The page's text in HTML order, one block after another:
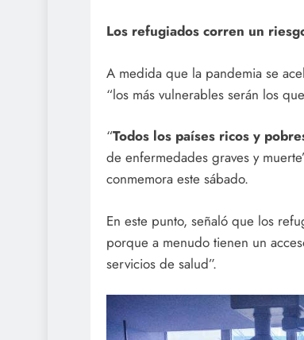
Los refugiados corren un
A medida que la pandemia se
“los más vulnerables serán los
“Todos los países ricos y
de enfermedades graves y
conmemora este sábado.
En este punto, señaló que los
porque a menudo tienen un
servicios de salud”.